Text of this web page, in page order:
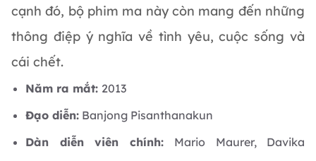
cạnh đó, bộ phim ma này còn mang đến những
thông điệp ý nghĩa về tình yêu, cuộc sống và
cái chết.
Năm ra mắt: 2013
Đạo diễn: Banjong Pisanthanakun
Dàn diễn viên chính: Mario Maurer, Davika